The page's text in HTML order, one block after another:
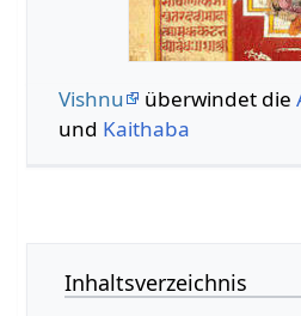
Vishnu überwindet die
und Kaithaba
Inhaltsverzeichnis